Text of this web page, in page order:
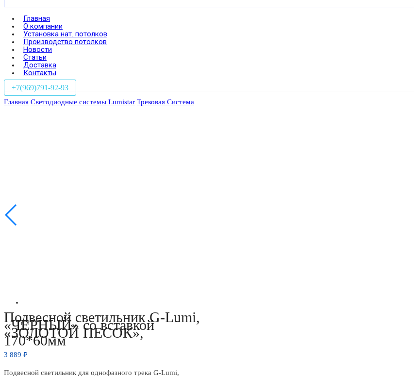
Главная
О компании
Установка нат. потолков
Производство потолков
Новости
Статьи
Доставка
Контакты
+7(969)791-92-93
Главная Светодиодные системы Lumistar Трековая Система
Подвесной светильник G-Lumi,
«ЧЕРНЫЙ» со вставкой
«ЗОЛОТОЙ ПЕСОК»,
170*60мм
3 889 ₽
Подвесной светильник для однофазного трека G-Lumi,